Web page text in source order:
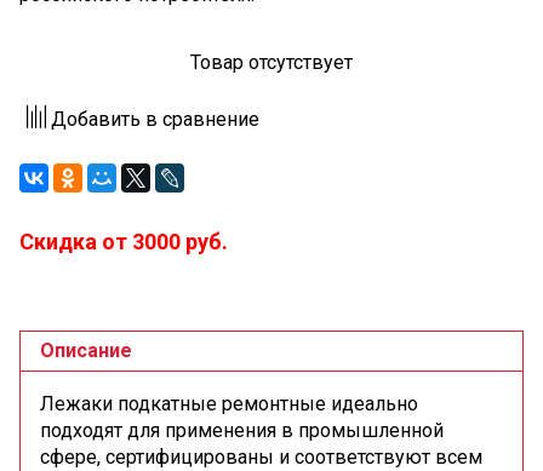
Товар отсутствует
Добавить в сравнение
Скидка от 3000 руб.
Описание
Лежаки подкатные ремонтные идеально
подходят для применения в промышленной
сфере, сертифицированы и соответствуют всем